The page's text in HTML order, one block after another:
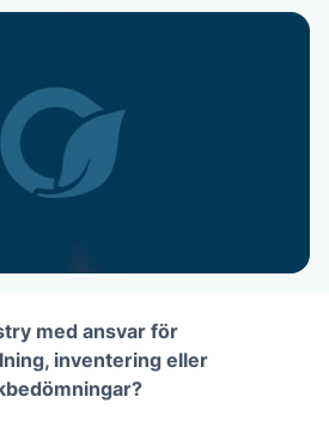
med ansvar för
inventering eller